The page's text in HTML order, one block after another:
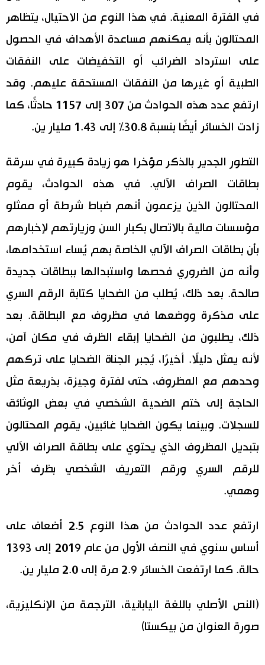
في الفترة المعنية. في هذا النوع من الاحتيال، يتظاهر
المحتالون بأنه يمكنهم مساعدة الأهداف في الحصول
على استرداد الضرائب أو التخفيضات على النفقات
الطبية أو غيرها من النفقات المستحقة عليهم. وقد
ارتفع عدد هذه الحوادث من 307 إلى 1157 حادثًا، كما
زادت الخسائر أيضًا بنسبة 30.8% إلى 1.43 مليار ين.
التطور الجدير بالذكر مؤخرا هو زيادة كبيرة في سرقة
بطاقات الصراف الآلي. في هذه الحوادث، يقوم
المحتالون الذين يزعمون أنهم ضباط شرطة أو ممثلو
مؤسسات مالية بالاتصال بكبار السن وزيارتهم لإخبارهم
بأن بطاقات الصراف الآلي الخاصة بهم يُساء استخدامها،
وأنه من الضروري فحصها واستبدالها ببطاقات جديدة
صالحة. بعد ذلك، يُطلب من الضحايا كتابة الرقم السري
على مذكرة ووضعها في مظروف مع البطاقة. بعد
ذلك، يطلبون من الضحايا إبقاء الظرف في مكان آمن،
لأنه يمثل دليلًا. أخيرًا، يُجبر الجناة الضحايا على تركهم
وحدهم مع المظروف، حتى لفترة وجيزة، بذريعة مثل
الحاجة إلى ختم الضحية الشخصي في بعض الوثائق
للسجلات. وبينما يكون الضحايا غائبين، يقوم المحتالون
بتبديل المظروف الذي يحتوي على بطاقة الصراف الآلي
للرقم السري ورقم التعريف الشخصي بظرف أخر
وهمي.
ارتفع عدد الحوادث من هذا النوع 2.5 أضعاف على
أساس سنوي في النصف الأول من عام 2019 إلى 1393
حالة. كما ارتفعت الخسائر 2.9 مرة إلى 2.0 مليار ين.
(النص الأصلي باللغة اليابانية، الترجمة من الإنكليزية،
صورة العنوان من بيكستا)